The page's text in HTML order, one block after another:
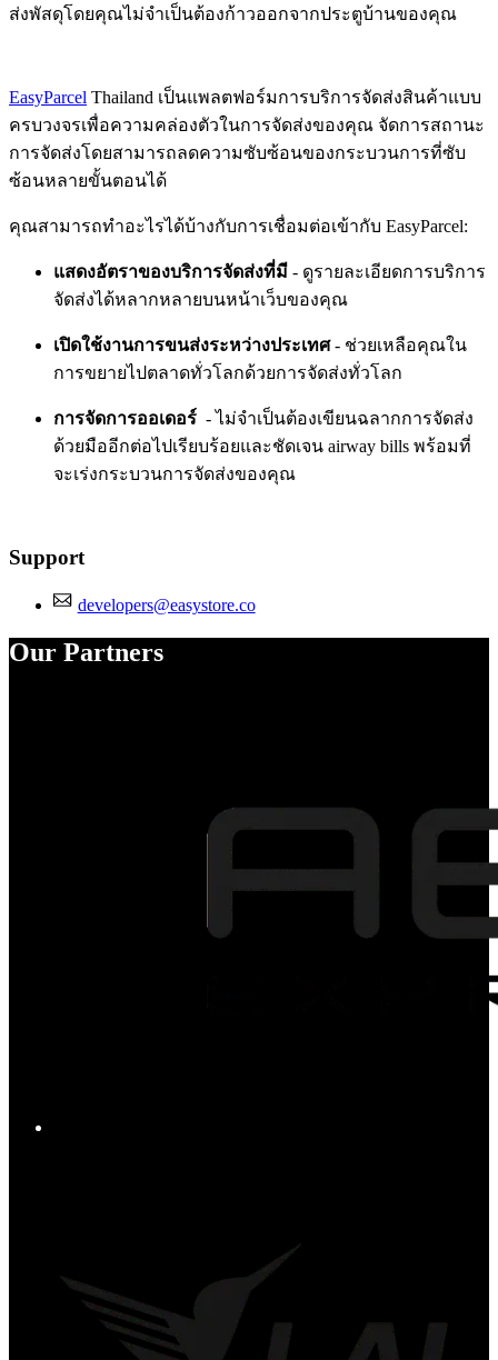
ส่งพัสดุโดยคุณไม่จำเป็นต้องก้าวออกจากประตูบ้านของคุณ
EasyParcel Thailand เป็นแพลตฟอร์มการบริการจัดส่งสินค้าแบบ
ครบวงจรเพื่อความคล่องตัวในการจัดส่งของคุณ จัดการสถานะ
การจัดส่งโดยสามารถลดความซับซ้อนของกระบวนการที่ซับ
ซ้อนหลายขั้นตอนได้
คุณสามารถทำอะไรได้บ้างกับการเชื่อมต่อเข้ากับ EasyParcel:
แสดงอัตราของบริการจัดส่งที่มี - ดูรายละเอียดการบริการ
จัดส่งได้หลากหลายบนหน้าเว็บของคุณ
เปิดใช้งานการขนส่งระหว่างประเทศ- ช่วยเหลือคุณใน
การขยายไปตลาดทั่วโลกด้วยการจัดส่งทั่วโลก
การจัดการออเดอร์ - ไม่จำเป็นต้องเขียนฉลากการจัดส่ง
ด้วยมืออีกต่อไปเรียบร้อยและชัดเจน airway bills พร้อมที่
จะเร่งกระบวนการจัดส่งของคุณ
Support
developers@easystore.co
Our Partners